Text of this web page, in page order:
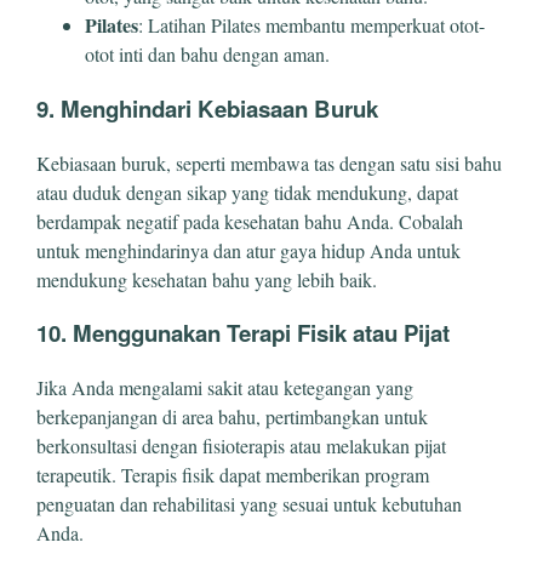
Pilates: Latihan Pilates membantu memperkuat otot-
otot inti dan bahu dengan aman.
9. Menghindari Kebiasaan Buruk
Kebiasaan buruk, seperti membawa tas dengan satu sisi bahu
atau duduk dengan sikap yang tidak mendukung, dapat
berdampak negatif pada kesehatan bahu Anda. Cobalah
untuk menghindarinya dan atur gaya hidup Anda untuk
mendukung kesehatan bahu yang lebih baik.
10. Menggunakan Terapi Fisik atau Pijat
Jika Anda mengalami sakit atau ketegangan yang
berkepanjangan di area bahu, pertimbangkan untuk
berkonsultasi dengan fisioterapis atau melakukan pijat
terapeutik. Terapis fisik dapat memberikan program
penguatan dan rehabilitasi yang sesuai untuk kebutuhan
Anda.